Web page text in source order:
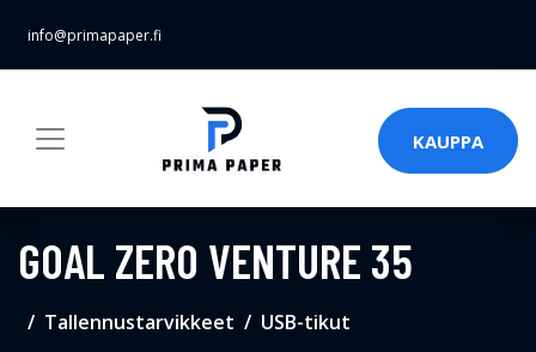
info@primapaper.fi
KAUPPA
GOAL ZERO VENTURE 35
Tallennustarvikkeet USB-tikut